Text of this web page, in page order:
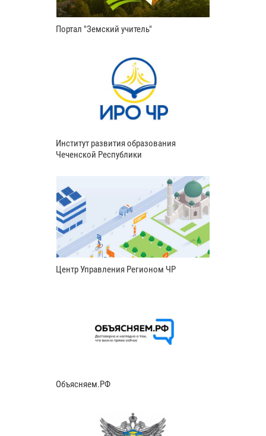
Портал "Земский учитель"
Институт развития образования
Чеченской Республики
Центр Управления Регионом ЧР
Объясняем.РФ